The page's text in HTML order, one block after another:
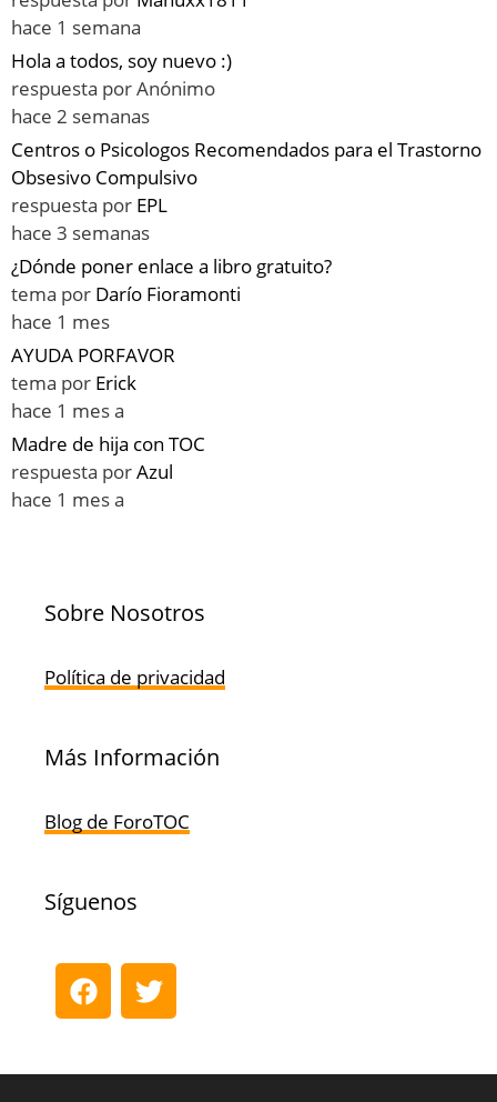
hace 1 semana
Hola a todos, soy nuevo :)
respuesta porAnónimo
hace 2 semanas
Centros o Psicologos Recomendados para el Trastorno
Obsesivo Compulsivo
respuesta por EPL
hace 3 semanas
¿Dónde poner enlace a libro gratuito?
tema por Darío Fioramonti
hace 1 mes
AYUDA PORFAVOR
tema por Erick
hace 1 mes a
Madre de hija con TOC
respuesta porAzul
hace 1 mes a
Sobre Nosotros
Política de privacidad
Más Información
Blog de ForoTOC
Síguenos